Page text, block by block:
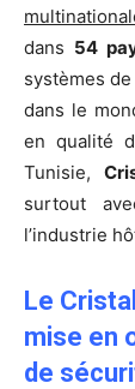
dans 54
systèmes
dans le
en qualité
Tunisie,
surtout
l’industrie
Le
mise en
de